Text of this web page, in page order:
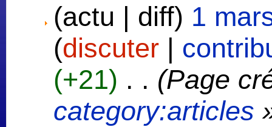
(actu | diff) 1
(discuter |
(+21) . . (Page
category:articles